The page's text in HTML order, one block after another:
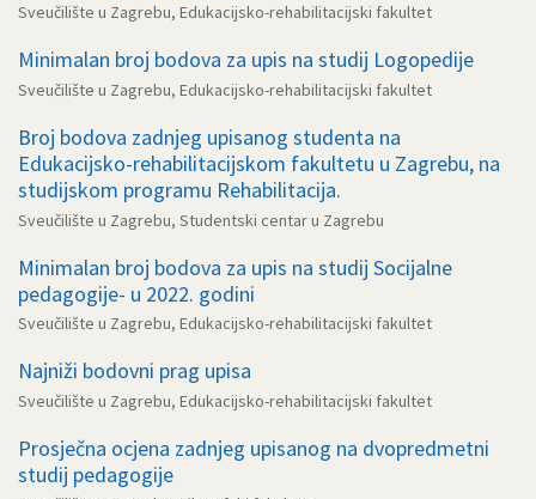
Sveučilište u Zagrebu, Edukacijsko-rehabilitacijski fakultet
Minimalan broj bodova za upis na studij Logopedije
Sveučilište u Zagrebu, Edukacijsko-rehabilitacijski fakultet
Broj bodova zadnjeg upisanog studenta na
Edukacijsko-rehabilitacijskom fakultetu u Zagrebu, na
studijskom programu Rehabilitacija.
Sveučilište u Zagrebu, Studentski centar u Zagrebu
Minimalan broj bodova za upis na studij Socijalne
pedagogije- u 2022. godini
Sveučilište u Zagrebu, Edukacijsko-rehabilitacijski fakultet
Najniži bodovni prag upisa
Sveučilište u Zagrebu, Edukacijsko-rehabilitacijski fakultet
Prosječna ocjena zadnjeg upisanog na dvopredmetni
studij pedagogije